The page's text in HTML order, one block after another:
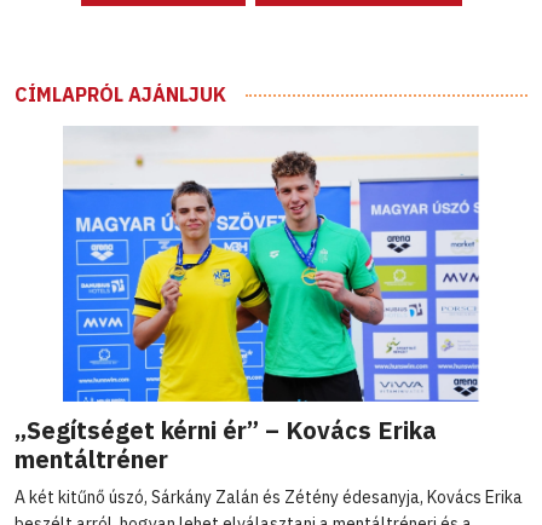
CÍMLAPRÓL AJÁNLJUK
„Segítséget kérni ér” – Kovács Erika
mentáltréner
A két kitűnő úszó, Sárkány Zalán és Zétény édesanyja, Kovács Erika